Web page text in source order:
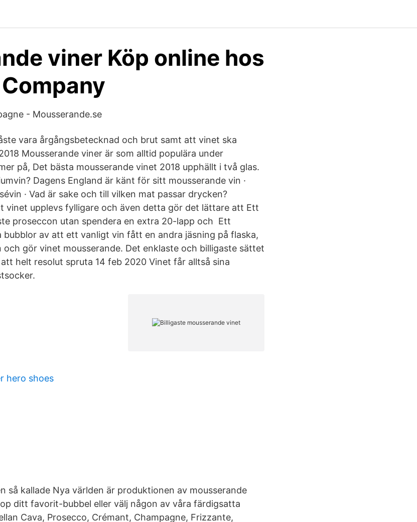
viner Köp online hos
- Mousserande.se
vara årgångsbetecknad och brut samt att vinet ska
Mousserande viner är som alltid populära under
på, Det bästa mousserande vinet 2018 upphällt i två glas.
Dagens England är känt för sitt mousserande vin ·
· Vad är sake och till vilken mat passar drycken?
vinet upplevs fylligare och även detta gör det lättare att Ett
proseccon utan spendera en extra 20-lapp och Ett
bubblor av att ett vanligt vin fått en andra jäsning på flaska,
gör vinet mousserande. Det enklaste och billigaste sättet
helt resolut spruta 14 feb 2020 Vinet får alltså sina
hero shoes
så kallade Nya världen är produktionen av mousserande
ditt favorit-bubbel eller välj någon av våra färdigsatta
Cava, Prosecco, Crémant, Champagne, Frizzante,